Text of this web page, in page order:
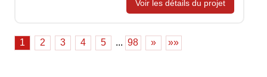
Voir les détails du projet
1 2 3 4 5 ... 98 » »»